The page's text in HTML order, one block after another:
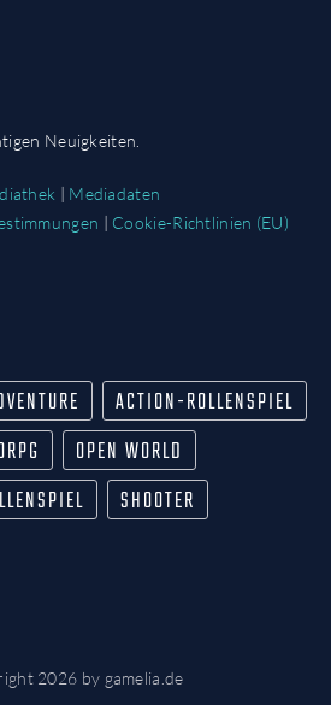
Neuigkeiten.
| Mediadaten
| Cookie-Richtlinien (EU)
ACTION-ROLLENSPIEL
OPEN WORLD
SHOOTER
2026 by gamelia.de